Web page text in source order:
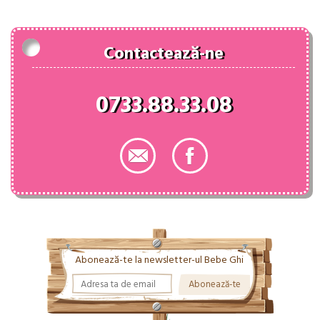
Contactează-ne
0733.88.33.08
Abonează-te la newsletter-ul Bebe Ghi